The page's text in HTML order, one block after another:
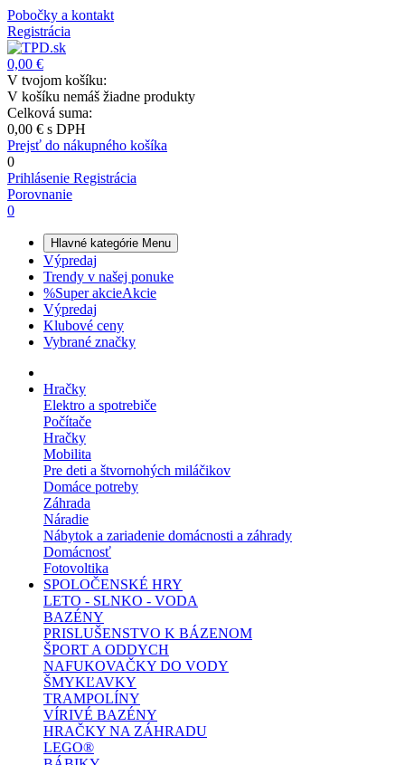
Pobočky a kontakt
Registrácia
0,00 €
V tvojom košíku:
V košíku nemáš žiadne produkty
Celková suma:
0,00 € s DPH
Prejsť do nákupného košíka
0
Prihlásenie Registrácia
Porovnanie
0
Hlavné kategórie Menu
Výpredaj
Trendy v našej ponuke
%Super akcieAkcie
Výpredaj
Klubové ceny
Vybrané značky
Hračky
Elektro a spotrebiče
Počítače
Hračky
Mobilita
Pre deti a štvornohých miláčikov
Domáce potreby
Záhrada
Náradie
Nábytok a zariadenie domácnosti a záhrady
Domácnosť
Fotovoltika
SPOLOČENSKÉ HRY
LETO - SLNKO - VODA
BAZÉNY
PRISLUŠENSTVO K BÁZENOM
ŠPORT A ODDYCH
NAFUKOVAČKY DO VODY
ŠMYKĽAVKY
TRAMPOLÍNY
VÍRIVÉ BAZÉNY
HRAČKY NA ZÁHRADU
LEGO®